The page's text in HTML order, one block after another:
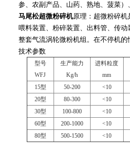
参、农副产品、山药、熟地、菠菜
马尾松超微粉碎机原理：超微粉碎机
喂料装置、粉碎装置、出料管、传
整套气流涡轮微粉机组。在不停机
技术参数
型号
WFJ
生产能力
Kg/h
进料粒度
mm
15型
50-200 <10
20型
80-300 <10
30型
100-800 <10
60型
200-1000 <10
80型
500-1500 <10